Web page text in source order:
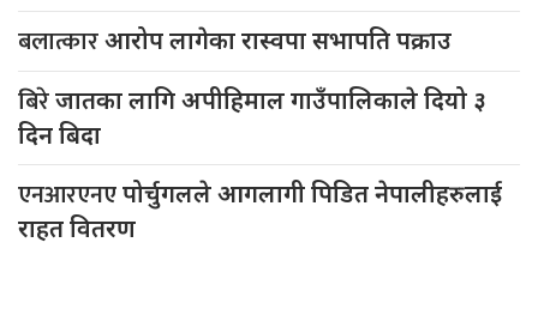
बलात्कारआरोप लागेका रास्वपा सभापति पक्राउ
बिरेजातका लागि अपीहिमाल गाउँपालिकाले दियो ३
दिन बिदा
एनआरएनएपोर्चुगलले आगलागी पिडित नेपालीहरुलाई
राहत वितरण